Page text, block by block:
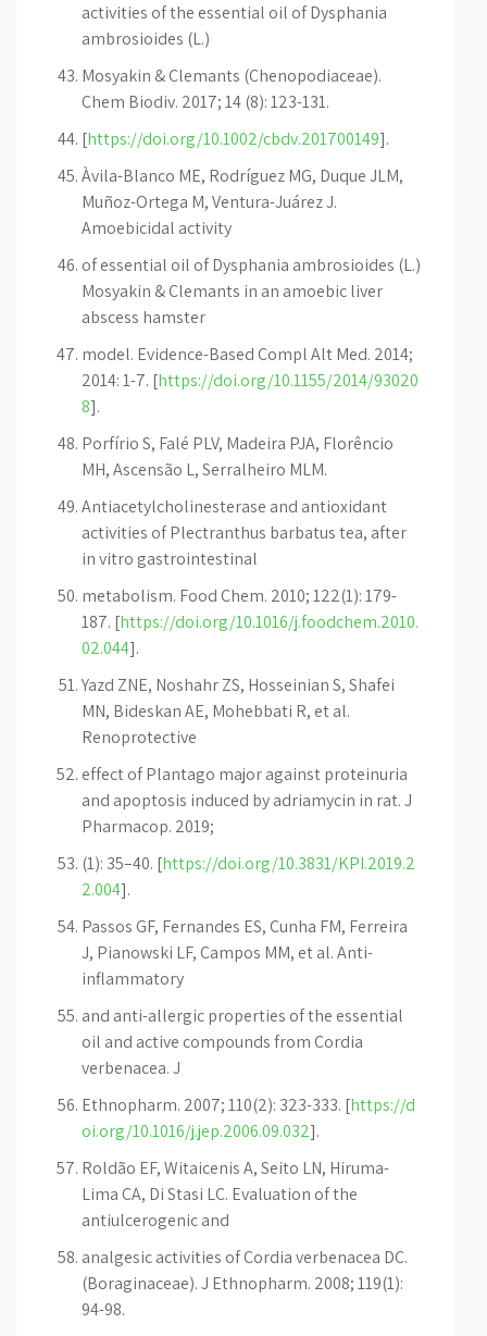
activities of the essential oil of Dysphania
ambrosioides (L.)
Mosyakin & Clemants (Chenopodiaceae).
Chem Biodiv. 2017; 14 (8): 123-131.
[https://doi.org/10.1002/cbdv.201700149].
Àvila-Blanco ME, Rodríguez MG, Duque JLM,
Muñoz-Ortega M, Ventura-Juárez J.
Amoebicidal activity
of essential oil of Dysphania ambrosioides (L.)
Mosyakin & Clemants in an amoebic liver
abscess hamster
model. Evidence-Based Compl Alt Med. 2014;
2014: 1-7. [https://doi.org/10.1155/2014/93020
8].
Porfírio S, Falé PLV, Madeira PJA, Florêncio
MH, Ascensão L, Serralheiro MLM.
Antiacetylcholinesterase and antioxidant
activities of Plectranthus barbatus tea, after
in vitro gastrointestinal
metabolism. Food Chem. 2010; 122(1): 179-
187. [https://doi.org/10.1016/j.foodchem.2010.
02.044].
Yazd ZNE, Noshahr ZS, Hosseinian S, Shafei
MN, Bideskan AE, Mohebbati R, et al.
Renoprotective
effect of Plantago major against proteinuria
and apoptosis induced by adriamycin in rat. J
Pharmacop. 2019;
(1): 35–40. [https://doi.org/10.3831/KPI.2019.2
2.004].
Passos GF, Fernandes ES, Cunha FM, Ferreira
J, Pianowski LF, Campos MM, et al. Anti-
inflammatory
and anti-allergic properties of the essential
oil and active compounds from Cordia
verbenacea. J
Ethnopharm. 2007; 110(2): 323-333. [https://d
oi.org/10.1016/j.jep.2006.09.032].
Roldão EF, Witaicenis A, Seito LN, Hiruma-
Lima CA, Di Stasi LC. Evaluation of the
antiulcerogenic and
analgesic activities of Cordia verbenacea DC.
(Boraginaceae). J Ethnopharm. 2008; 119(1):
94-98.